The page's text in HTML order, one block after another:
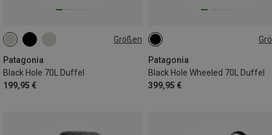
Größen
Patagonia
Black Hole 70L Duffel
199,95 €
70L
Patagonia
Black Hole Wheeled 70L Duffel
399,95 €
70L